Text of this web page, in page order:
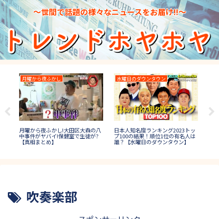
～世間で話題の様々なニュースをお届け!!～
月曜から夜ふかし
月曜から夜ふかし!大田区大森の八
中事件がヤバイ!保健室で生徒が?
【真相まとめ】
水曜日のダウンタウン
日本人知名度ランキング2023トッ
プ100の結果！順位1位の有名人は
誰？【水曜日のダウンタウン】
吹奏楽部